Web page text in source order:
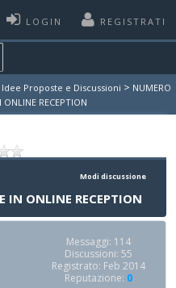
LOGIN REGISTRATI
Idee Proposte e Discussioni > NUMERO
RECEPTION
Modi discussione
IN ONLINE RECEPTION
Messaggi: 114
Discussioni: 55
Registrato: Feb 2014
Reputazione: 0